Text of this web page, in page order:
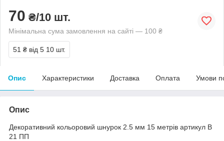
70 ₴/10 шт.
Мінімальна сума замовлення на сайті — 100 ₴
51 ₴ від 5 10 шт.
Опис Характеристики Доставка Оплата Умови
Опис
Декоративний кольоровий шнурок 2.5 мм 15 метрів артикул В
21 ПП